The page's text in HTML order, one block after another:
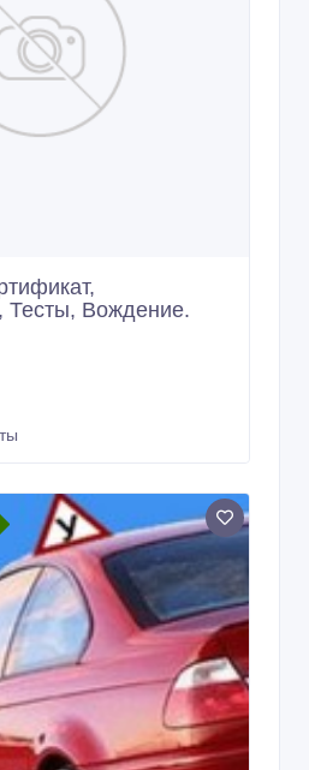
Тесты, Вождение.